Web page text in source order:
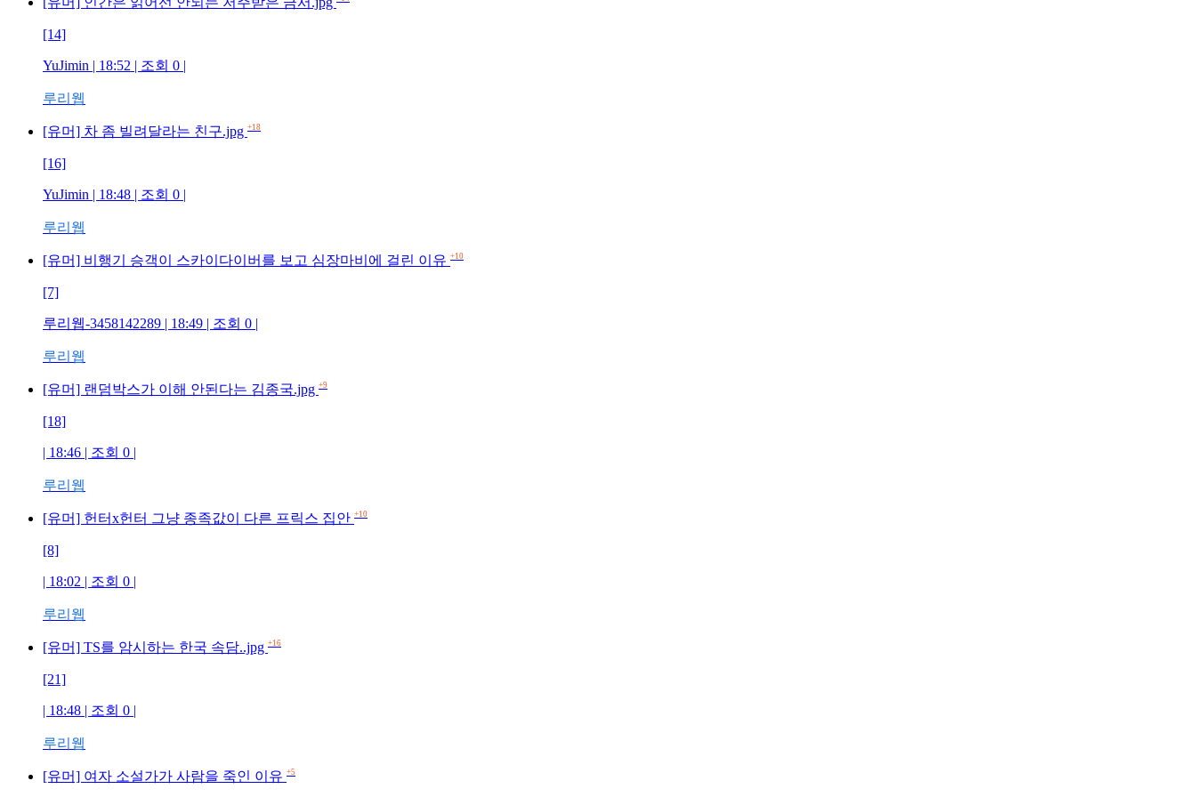
[14]
YuJimin | 18:52 | 조회 0 |
루리웹
[유머] 차 좀 빌려달라는 친구.jpg +18
[16]
YuJimin | 18:48 | 조회 0 |
루리웹
[유머] 비행기 승객이 스카이다이버를 보고 심장마비에 걸린 이유 +10
[7]
루리웹-3458142289 | 18:49 | 조회 0 |
루리웹
[유머] 랜덤박스가 이해 안된다는 김종국.jpg +9
[18]
| 18:46 | 조회 0 |
루리웹
[유머] 헌터x헌터 그냥 종족값이 다른 프릭스 집안 +10
[8]
| 18:02 | 조회 0 |
루리웹
[유머] TS를 암시하는 한국 속담..jpg +16
[21]
| 18:48 | 조회 0 |
루리웹
[유머] 여자 소설가가 사람을 죽인 이유 +5